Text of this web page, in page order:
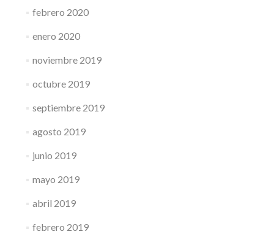
febrero 2020
enero 2020
noviembre 2019
octubre 2019
septiembre 2019
agosto 2019
junio 2019
mayo 2019
abril 2019
febrero 2019